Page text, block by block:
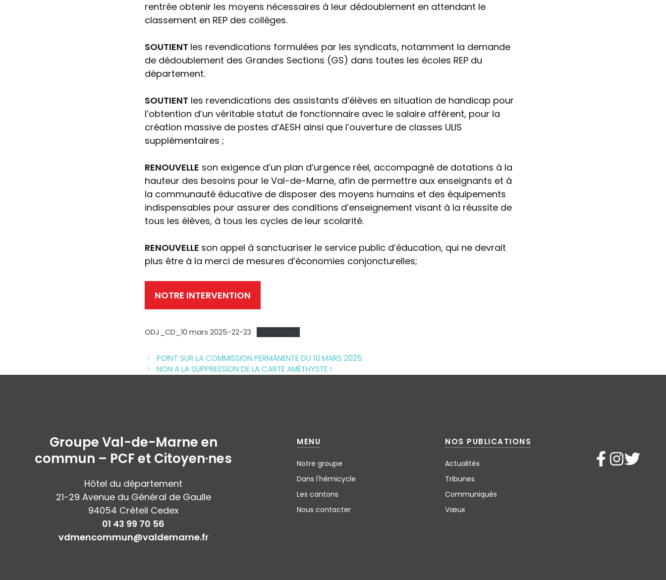
rentrée obtenir les moyens nécessaires à leur dédoublement en attendant le
classement en REP des collèges.
SOUTIENT les revendications formulées par les syndicats, notamment la demande
de dédoublement des Grandes Sections (GS) dans toutes les écoles REP du
département.
SOUTIENT les revendications des assistants d’élèves en situation de handicap pour
l’obtention d’un véritable statut de fonctionnaire avec le salaire afférent, pour la
création massive de postes d’AESH ainsi que l’ouverture de classes ULIS
supplémentaires ;
RENOUVELLE son exigence d’un plan d’urgence réel, accompagné de dotations à la
hauteur des besoins pour le Val-de-Marne, afin de permettre aux enseignants et à
la communauté éducative de disposer des moyens humains et des équipements
indispensables pour assurer des conditions d’enseignement visant à la réussite de
tous les élèves, à tous les cycles de leur scolarité.
RENOUVELLE son appel à sanctuariser le service public d’éducation, qui ne devrait
plus être à la merci de mesures d’économies conjoncturelles;
NOTRE INTERVENTION
ODJ_CD_10 mars 2025-22-23
POINT SUR LA COMMISSION PERMANENTE DU 10 MARS 2025
NON A LA SUPPRESSION DE LA CARTE AMÉTHYSTE !
Groupe Val-de-Marne en
commun – PCF et Citoyen·nes
Hôtel du département
21-29 Avenue du Général de Gaulle
94054 Créteil Cedex
01 43 99 70 56
vdmencommun@valdemarne.fr
MENU
Notre groupe
Dans l'hémicycle
Les cantons
Nous contacter
NOS PUBLICATIONS
Actualités
Tribunes
Communiqués
Vœux